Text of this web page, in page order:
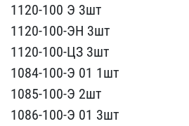
1120-100​ Э 3шт
1120-100-ЭН 3шт
1​120-100-ЦЗ 3шт
1084-100-​Э 01 1шт
1085-100-Э 2шт
​1086-100-Э 01 3шт